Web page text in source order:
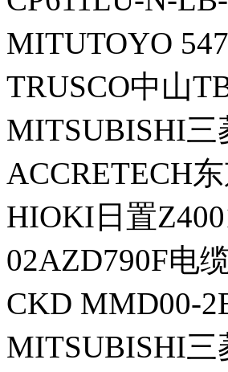
MITUTOYO
TRUSCO中山
MITSUBISHI三
ACCRETECH
HIOKI日置
02AZD790F电
CKD MMD00-
MITSUBISHI三